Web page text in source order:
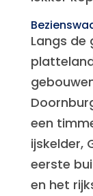
Langs de
een
ijskelder,
eerste
en het